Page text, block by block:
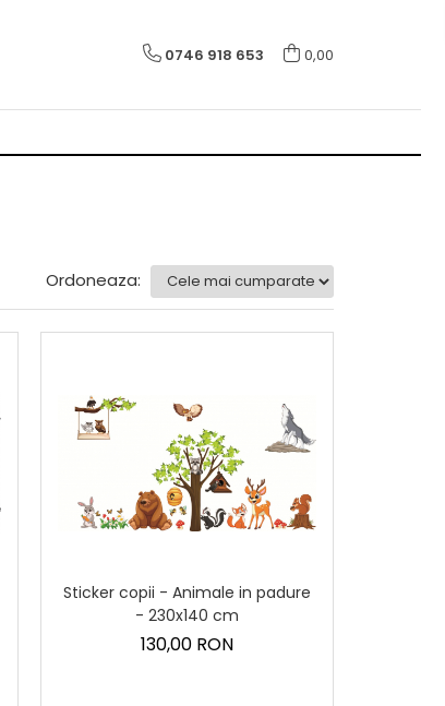
0746 918 653 0,00
Ordoneaza:
Sticker copii - Animale in padure
- 230x140 cm
130,00 RON